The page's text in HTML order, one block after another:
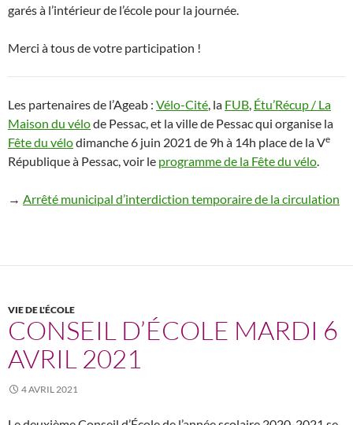
garés à l’intérieur de l’école pour la journée.
Merci à tous de votre participation !
Les partenaires de l’Ageab : Vélo-Cité, la FUB, Étu’Récup / La
Maison du vélode Pessac, et la ville de Pessac qui organise la
Fête du vélodimanche 6 juin 2021 de 9h à 14h place de la Ve
République à Pessac, voir le programme de la Fête du vélo.
→ Arrêté municipal d’interdiction temporaire de la circulation
VIE DE L'ÉCOLE
CONSEIL D’ÉCOLE MARDI 6
AVRIL 2021
4 AVRIL 2021